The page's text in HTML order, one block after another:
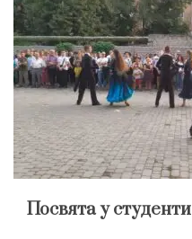
Посвята у студенти